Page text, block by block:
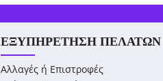
ΕΞΥΠΗΡΈΤΗΣΗ ΠΕΛΑΤΏΝ
Αλλαγές ή Επιστροφές